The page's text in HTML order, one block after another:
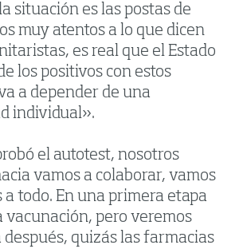
situación es las postas de
muy atentos a lo que dicen
es real que el Estado
los positivos con estos
a depender de una
individual».
el autotest, nosotros
vamos a colaborar, vamos
a todo. En una primera etapa
vacunación, pero veremos
quizás las farmacias